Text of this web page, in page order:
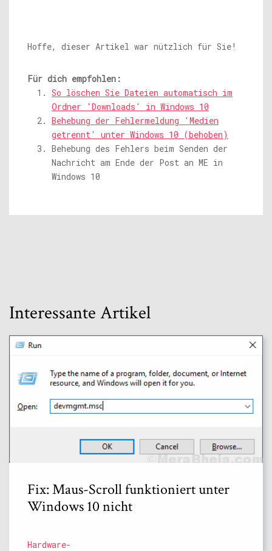
Hoffe, dieser Artikel war nützlich für Sie!
Für dich empfohlen:
So löschen Sie Dateien automatisch im
Ordner 'Downloads' in Windows 10
Behebung der Fehlermeldung 'Medien
getrennt' unter Windows 10 (behoben)
Behebung des Fehlers beim Senden der
Nachricht am Ende der Post an ME in
Windows 10
Interessante Artikel
Fix: Maus-Scroll funktioniert unter
Windows 10 nicht
Hardware-